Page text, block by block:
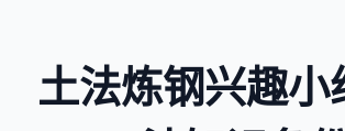
土法炼钢兴趣小